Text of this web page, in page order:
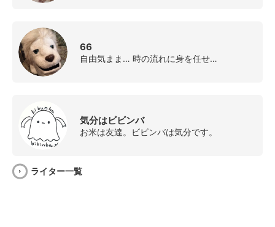
66
自由気まま… 時の流れに身を任せ…
気分はビビンバ
お米は友達。ビビンバは気分です。
ライター一覧